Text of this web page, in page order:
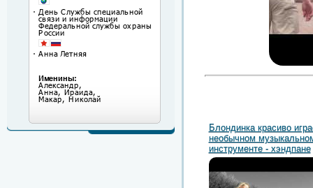
Блондинка красиво
необычном
инструменте - хэндпане